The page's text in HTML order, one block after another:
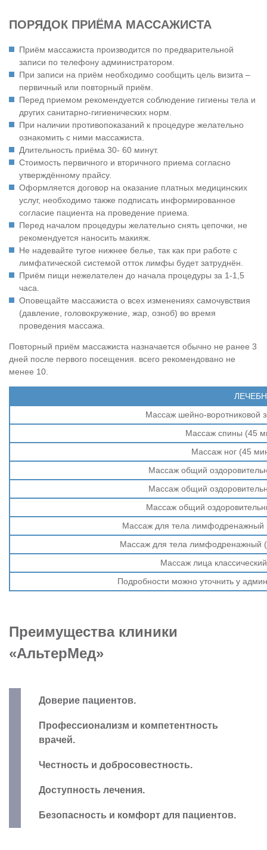
ПОРЯДОК ПРИЁМА МАССАЖИСТА
Приём массажиста производится по предварительной
записи по телефону администратором.
При записи на приём необходимо сообщить цель визита –
первичный или повторный приём.
Перед приемом рекомендуется соблюдение гигиены тела и
других санитарно-гигиенических норм.
При наличии противопоказаний к процедуре желательно
ознакомить с ними массажиста.
Длительность приёма 30- 60 минут.
Стоимость первичного и вторичного приема согласно
утверждённому прайсу.
Оформляется договор на оказание платных медицинских
услуг, необходимо также подписать информированное
согласие пациента на проведение приема.
Перед началом процедуры желательно снять цепочки, не
рекомендуется наносить макияж.
Не надевайте тугое нижнее белье, так как при работе с
лимфатической системой отток лимфы будет затруднён.
Приём пищи нежелателен до начала процедуры за 1-1,5
часа.
Оповещайте массажиста о всех изменениях самочувствия
(давление, головокружение, жар, озноб) во время
проведения массажа.
Повторный приём массажиста назначается обычно не ранее 3
дней после первого посещения. всего рекомендовано не
менее 10.
Массаж шейно-воротниковой
Массаж спины (45
Массаж ног (45
Массаж общий
Массаж общий
Массаж общий
Массаж для тела лимфодренажный
Массаж для тела лимфодренажный
Массаж лица
Подробности можно уточнить у
Преимущества клиники
«АльтерМед»
Доверие пациентов.
Профессионализм и компетентность
врачей.
Честность и добросовестность.
Доступность лечения.
Безопасность и комфорт для пациентов.